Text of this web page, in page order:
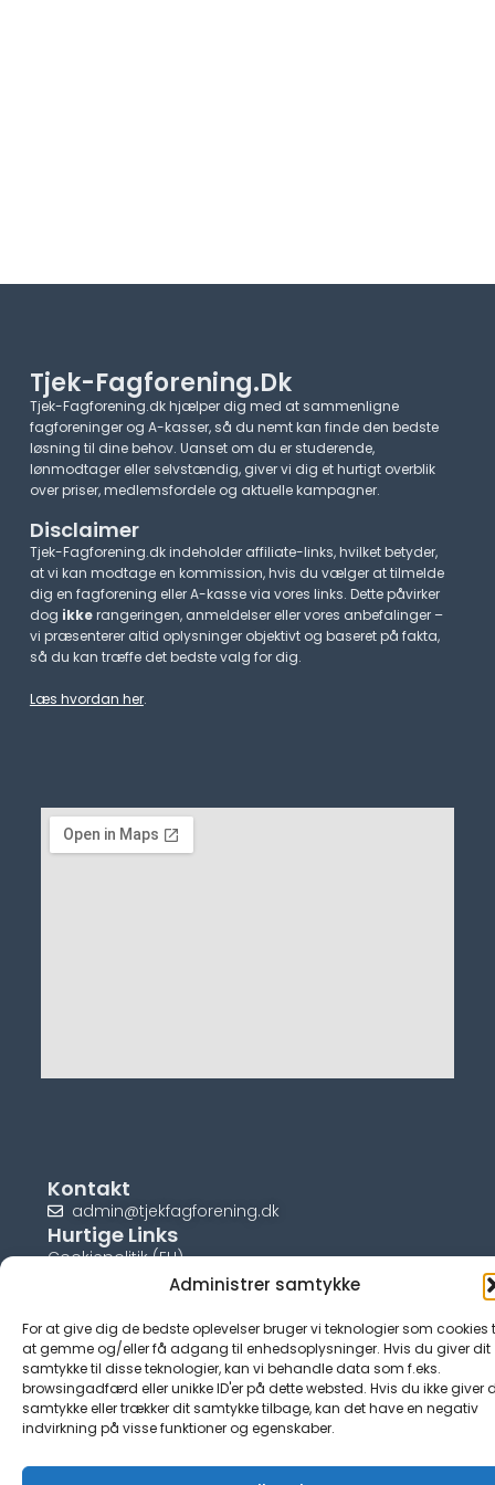
Administrer samtykke
For at give dig de bedste oplevelser bruger vi teknologier som cookies
at gemme og/eller få adgang til enhedsoplysninger. Hvis du giver dit
samtykke til disse teknologier, kan vi behandle data som f.eks.
browsingadfærd eller unikke ID'er på dette websted. Hvis du ikke giver
samtykke eller trækker dit samtykke tilbage, kan det have en negativ
indvirkning på visse funktioner og egenskaber.
Tjek-Fagforening.dk
Tjek-Fagforening.dk hjælper dig med at sammenligne
fagforeninger og A-kasser, så du nemt kan finde den bedste
løsning til dine behov. Uanset om du er studerende,
lønmodtager eller selvstændig, giver vi dig et hurtigt overblik
over priser, medlemsfordele og aktuelle kampagner.​
Disclaimer
Tjek-Fagforening.dk indeholder affiliate-links, hvilket betyder,
at vi kan modtage en kommission, hvis du vælger at tilmelde
dig en fagforening eller A-kasse via vores links. Dette påvirker
dog ikkerangeringen, anmeldelser eller vores anbefalinger –
vi præsenterer altid oplysninger objektivt og baseret på fakta,
så du kan træffe det bedste valg for dig.
Læs hvordan her.
Kontakt
admin@tjekfagforening.dk
Hurtige Links
Cookiepolitik (EU)
© tjek-fagforening.dk